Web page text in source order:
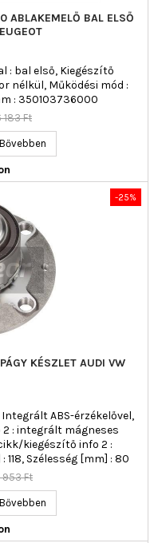
BAL ELSŐ
: bal első, Kiegészítő
nélkül, Működési mód :
: 350103736000
183 Ft
Bővebben
-25%
KÉSZLET AUDI VW
ABS-érzékelővel,
: integrált mágneses
kiegészítő info 2 :
Szélesség [mm] : 80
953 Ft
Bővebben